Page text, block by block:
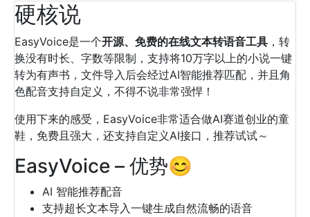
硬核说
EasyVoice是一个开源、免费的在线文本转语音工具 ，转
换没有时长、字数等限制，支持将10万字以上的小说一键
转为有声书，文件导入后会经过AI智能推荐匹配，并且角
色配音支持自定义，不得不说非常强悍！
使用下来的感受，EasyVoice非常适合做AI赛道创业的童
鞋，免费且强大，还支持自定义AI接口，推荐试试～
EasyVoice – 优势😊
AI 智能推荐配音
支持超长文本导入一键生成自然流畅的语音